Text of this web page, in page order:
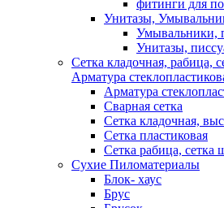
фитинги для
Унитазы,
Умывальники,
Унитазы,
Сетка кладочная, рабица,
Арматура
Арматура
Сварная сетка
Сетка кладочная,
Сетка пластиковая
Сетка рабица, сетка
Сухие Пиломатериалы
Блок- хаус
Брус